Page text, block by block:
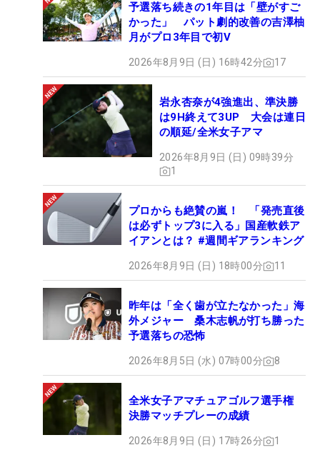
予選落ち続きの1年目は「壁がすご
かった」 パット劇的改善の吉澤柚
月がプロ3年目で初V
2026年8月9日 (日) 16時42分 17
岩永杏奈が4強進出、準決勝
は9H終えて3UP 大会は連日
の順延/全米女子アマ
2026年8月9日 (日) 09時39分
1
プロからも絶賛の嵐！ 「発売直後
は必ずトップ3に入る」国産軟鉄ア
イアンとは？ #週間ギアランキング
2026年8月9日 (日) 18時00分 11
昨年は「全く歯が立たなかった」海
外メジャー 桑木志帆が打ち勝った
予選落ちの恐怖
2026年8月5日 (水) 07時00分 8
全米女子アマチュアゴルフ選手権
決勝マッチプレーの成績
2026年8月9日 (日) 17時26分 1